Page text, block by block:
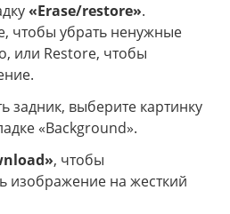
«Erase/restore».
чтобы убрать ненужные
или Restore, чтобы
задник, выберите картинку
«Background».
, чтобы
изображение на жесткий